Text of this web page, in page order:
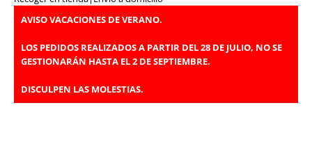
AVISO VACACIONES DE VERANO.
LOS PEDIDOS REALIZADOS A PARTIR DEL 28 DE JULIO, NO SE
GESTIONARÁN HASTA EL 2 DE SEPTIEMBRE.
DISCULPEN LAS MOLESTIAS.